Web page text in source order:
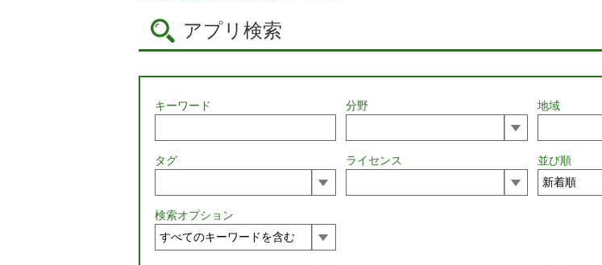
アプリ検索
キーワード 分野 地域
タグ ライセンス 並び順
検索オプション